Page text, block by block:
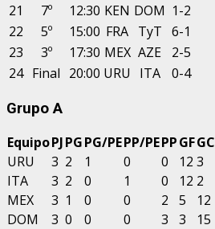
21
7º 12:30 KEN DOM 1-2
22
5º 15:00 FRA TyT 6-1
23
3º 17:30 MEX AZE
2-5
24 Final 20:00 URU ITA
0-4
Grupo A
EquipoPJPGPG/PEPP/PEPPGFGC
URU
3 2 1 0 0 12 3
ITA
3 2 0 1 0 12 2
MEX
3 1 0 0 2 5 12
DOM
3 0 0 0 3 3 15